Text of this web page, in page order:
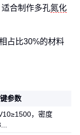
合制作多孔氮化
占比30%的材料
参数
，密度